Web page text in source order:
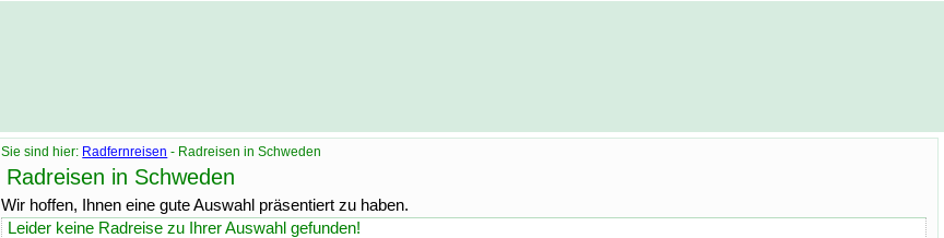
Sie sind hier: Radfernreisen - Radreisen in Schweden
Radreisen in Schweden
Wir hoffen, Ihnen eine gute Auswahl präsentiert zu haben.
Leider keine Radreise zu Ihrer Auswahl gefunden!